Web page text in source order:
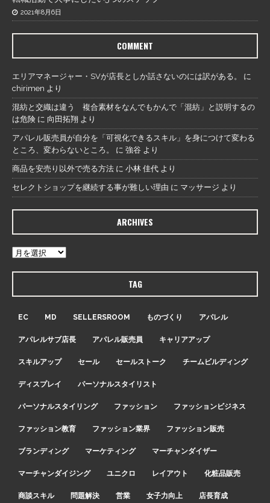
2021年8月6日
COMMENT
エリアマネージャー・SVが店長としか話さないのには訳がある。
に
chirimen より
混紡と交織は違う 複合素材をなんでもかんで「混紡」と説明するの
は危険 に 向田拓翔 より
アパレル販売員が自分を「可視化できるスキル」を身につけて変わる
ところ、変わらないところ。
に 強谷 より
商品を安売り以外で売る方法 に 小林 佳代 より
セレクトショップを継続する事が難しい理由 に マッサージ より
ARCHIVES
TAG
EC MD SELLERSROOM ものづくり アパレル
アパレルサブ店長 アパレル販売員 キャリアアップ
スキルアップ セール セールストーク チームビルディング
ディスプレイ パーソナルスタイリスト
パーソナルスタイリング ファッション ファッションビジネス
ファッション教育 ファッション業界 ファッション販売
ブランディング マーケティング マーチャンダイザー
マーチャンダイジング ユニクロ レイアウト 化粧品販売
商談スキル 問題解決 営業 女子力向上 店長育成